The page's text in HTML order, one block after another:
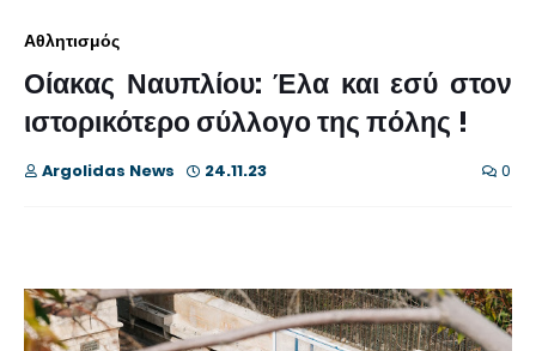
Αθλητισμός
Οίακας Ναυπλίου: Έλα και εσύ στον
ιστορικότερο σύλλογο της πόλης !
Argolidas News 24.11.23 0